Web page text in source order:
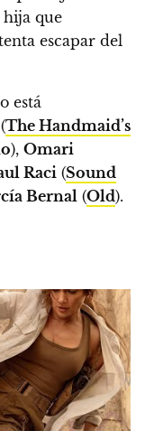
que
escapar del
está
(The Handmaid’s
), Omari
Raci (Sound
Bernal (Old).